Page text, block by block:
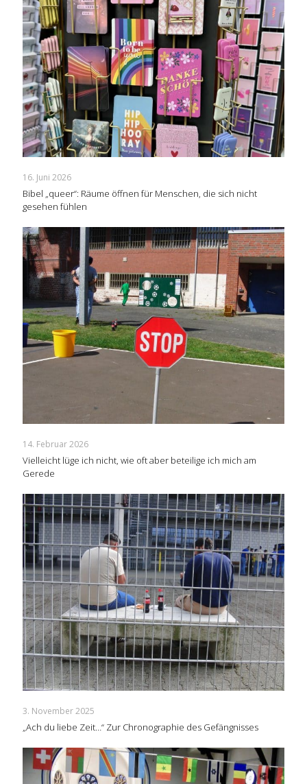
16. Juni 2026
Bibel „queer“: Räume öffnen für Menschen, die sich nicht
gesehen fühlen
14. Februar 2026
Vielleicht lüge ich nicht, wie oft aber beteilige ich mich am
Gerede
3. November 2025
„Ach du liebe Zeit…“ Zur Chronographie des Gefängnisses